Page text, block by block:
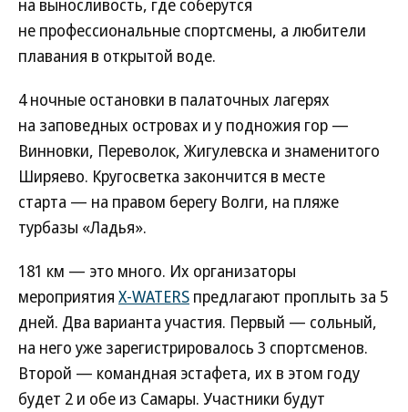
на выносливость, где соберутся
не профессиональные спортсмены, а любители
плавания в открытой воде.
4 ночные остановки в палаточных лагерях
на заповедных островах и у подножия гор —
Винновки, Переволок, Жигулевска и знаменитого
Ширяево. Кругосветка закончится в месте
старта — на правом берегу Волги, на пляже
турбазы «Ладья».
181 км — это много. Их организаторы
мероприятия X-WATERS предлагают проплыть за 5
дней. Два варианта участия. Первый — сольный,
на него уже зарегистрировалось 3 спортсменов.
Второй — командная эстафета, их в этом году
будет 2 и обе из Самары. Участники будут